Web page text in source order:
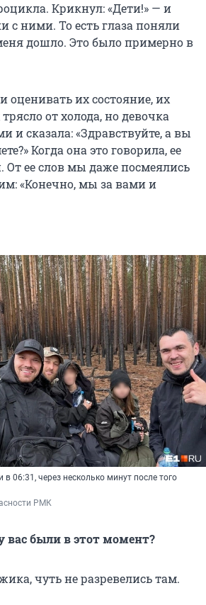
Крикнул: «Дети!» — и
с ними. То есть глаза поняли
дошло. Это было примерно в
оценивать их состояние, их
от холода, но девочка
и сказала: «Здравствуйте, а вы
Когда она это говорила, ее
От ее слов мы даже посмеялись
«Конечно, мы за вами и
06:31, через несколько минут после того
РМК
вас были в этот момент?
чуть не разревелись там.